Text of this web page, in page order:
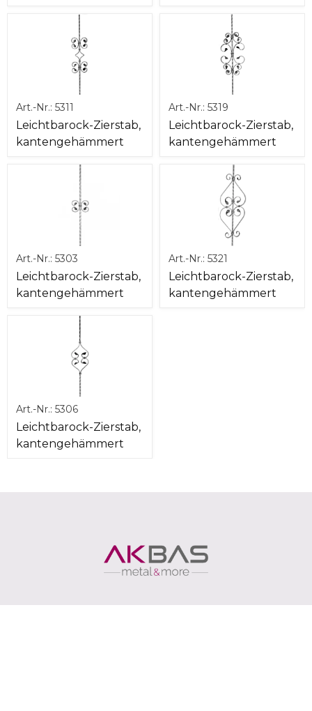
Art.-Nr.: 5311
Leichtbarock-Zierstab,
kantengehämmert
Art.-Nr.: 5319
Leichtbarock-Zierstab,
kantengehämmert
Art.-Nr.: 5303
Leichtbarock-Zierstab,
kantengehämmert
Art.-Nr.: 5321
Leichtbarock-Zierstab,
kantengehämmert
Art.-Nr.: 5306
Leichtbarock-Zierstab,
kantengehämmert